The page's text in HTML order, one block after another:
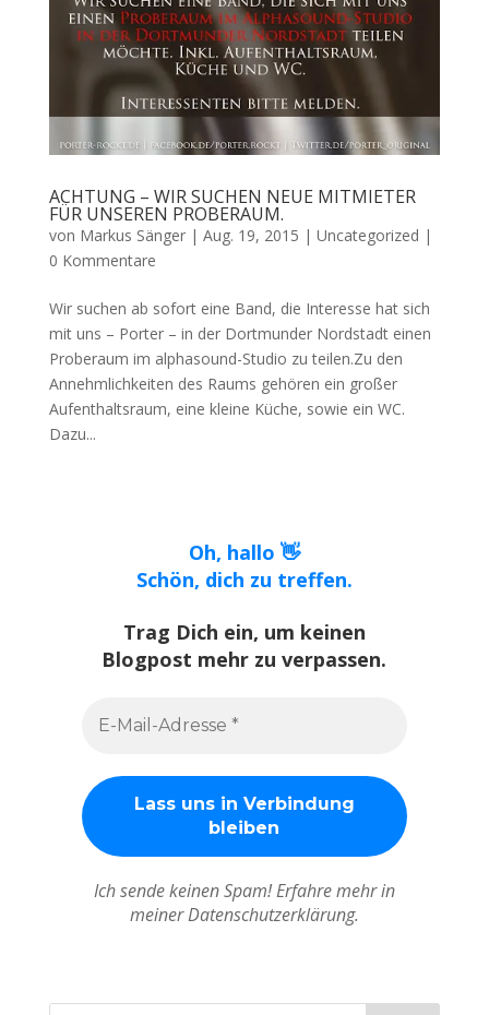
ACHTUNG – WIR SUCHEN NEUE MITMIETER
FÜR UNSEREN PROBERAUM.
von Markus Sänger| Aug. 19, 2015 | Uncategorized |
0 Kommentare
Wir suchen ab sofort eine Band, die Interesse hat sich
mit uns – Porter – in der Dortmunder Nordstadt einen
Proberaum im alphasound-Studio zu teilen.Zu den
Annehmlichkeiten des Raums gehören ein großer
Aufenthaltsraum, eine kleine Küche, sowie ein WC.
Dazu...
Oh, hallo 👋
Schön, dich zu treffen.
Trag Dich ein, um keinen
Blogpost mehr zu verpassen.
Ich sende keinen Spam! Erfahre mehr in
meiner Datenschutzerklärung.